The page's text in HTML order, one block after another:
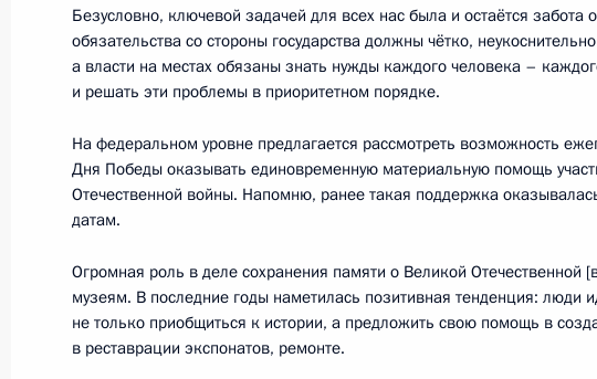
12 декабря 2018 года, среда
Вручение госпремий за достижения в
и благотворительной деятельности
12 декабря 2018 года, 17:45 Москва, Кремль
12 декабря 2018 года, 14:45 Москва, Кремль
Безусловно, ключевой задачей для всех нас была и остаётся забота
обязательства со стороны государства должны чётко,
а власти на местах обязаны знать нужды каждого человека –
и решать эти проблемы в приоритетном порядке.
На федеральном уровне предлагается рассмотреть возможность
Дня Победы оказывать единовременную материальную помощь
Отечественной войны. Напомню, ранее такая поддержка
датам.
Огромная роль в деле сохранения памяти о Великой Отечественной
музеям. В последние годы наметилась позитивная тенденция: люди
не только приобщиться к истории, а предложить свою помощь в
в реставрации экспонатов, ремонте.